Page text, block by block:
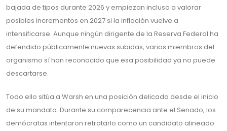
bajada de tipos durante 2026 y empiezan incluso a valorar
posibles incrementos en 2027 si la inflación vuelve a
intensificarse. Aunque ningún dirigente de la Reserva Federal ha
defendido públicamente nuevas subidas, varios miembros del
organismo sí han reconocido que esa posibilidad ya no puede
descartarse.
Todo ello sitúa a Warsh en una posición delicada desde el inicio
de su mandato. Durante su comparecencia ante el Senado, los
demócratas intentaron retratarlo como un candidato alineado